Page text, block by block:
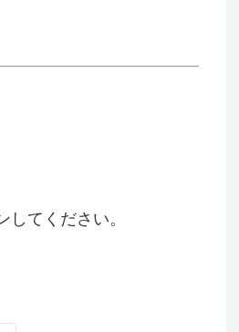
てください。